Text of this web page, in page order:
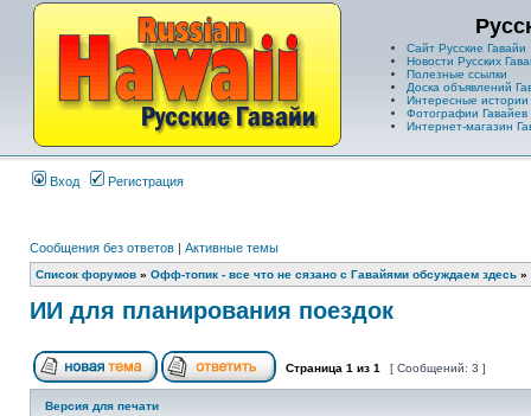
Сайт Русские Гавайи
Новости Русских
Полезные ссылки
Доска объявлений
Интересные истории
Фотографии Гавайев
Интернет-магазин
Вход Регистрация
Сообщения без ответов | Активные темы
Список форумов » Офф-топик - все что не сязано с Гавайями обсуждаем здесь »
ИИ для планирования поездок
Страница 1 из 1 [ Сообщений: 3 ]
Версия для печати